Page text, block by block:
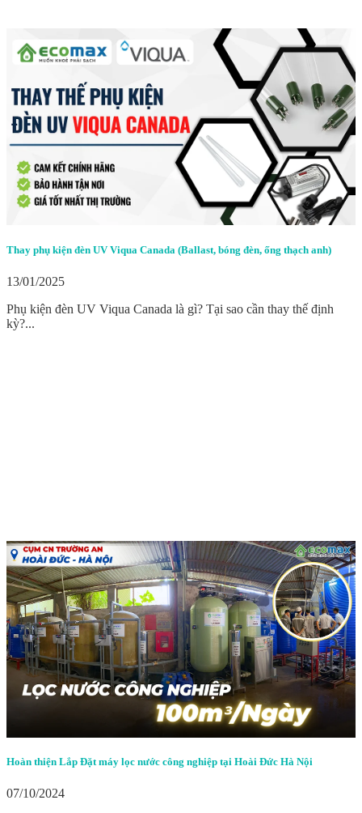
Thay phụ kiện đèn UV Viqua Canada (Ballast, bóng đèn, ống thạch anh)
13/01/2025
Phụ kiện đèn UV Viqua Canada là gì? Tại sao cần thay thế định
kỳ?...
Hoàn thiện Lắp Đặt máy lọc nước công nghiệp tại Hoài Đức Hà Nội
07/10/2024